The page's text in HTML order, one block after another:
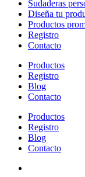
Sudaderas
Diseña tu
Productos
Registro
Contacto
Productos
Registro
Blog
Contacto
Productos
Registro
Blog
Contacto